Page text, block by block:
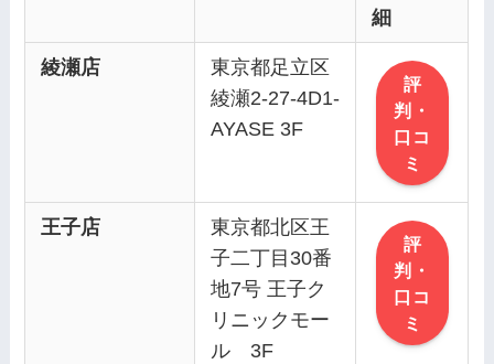
細
綾瀬店
東京都足立区
綾瀬2-27-4D1-
AYASE 3F
評
判・
口コ
ミ
王子店
東京都北区王
子二丁目30番
地7号 王子ク
リニックモー
ル 3F
評
判・
口コ
ミ